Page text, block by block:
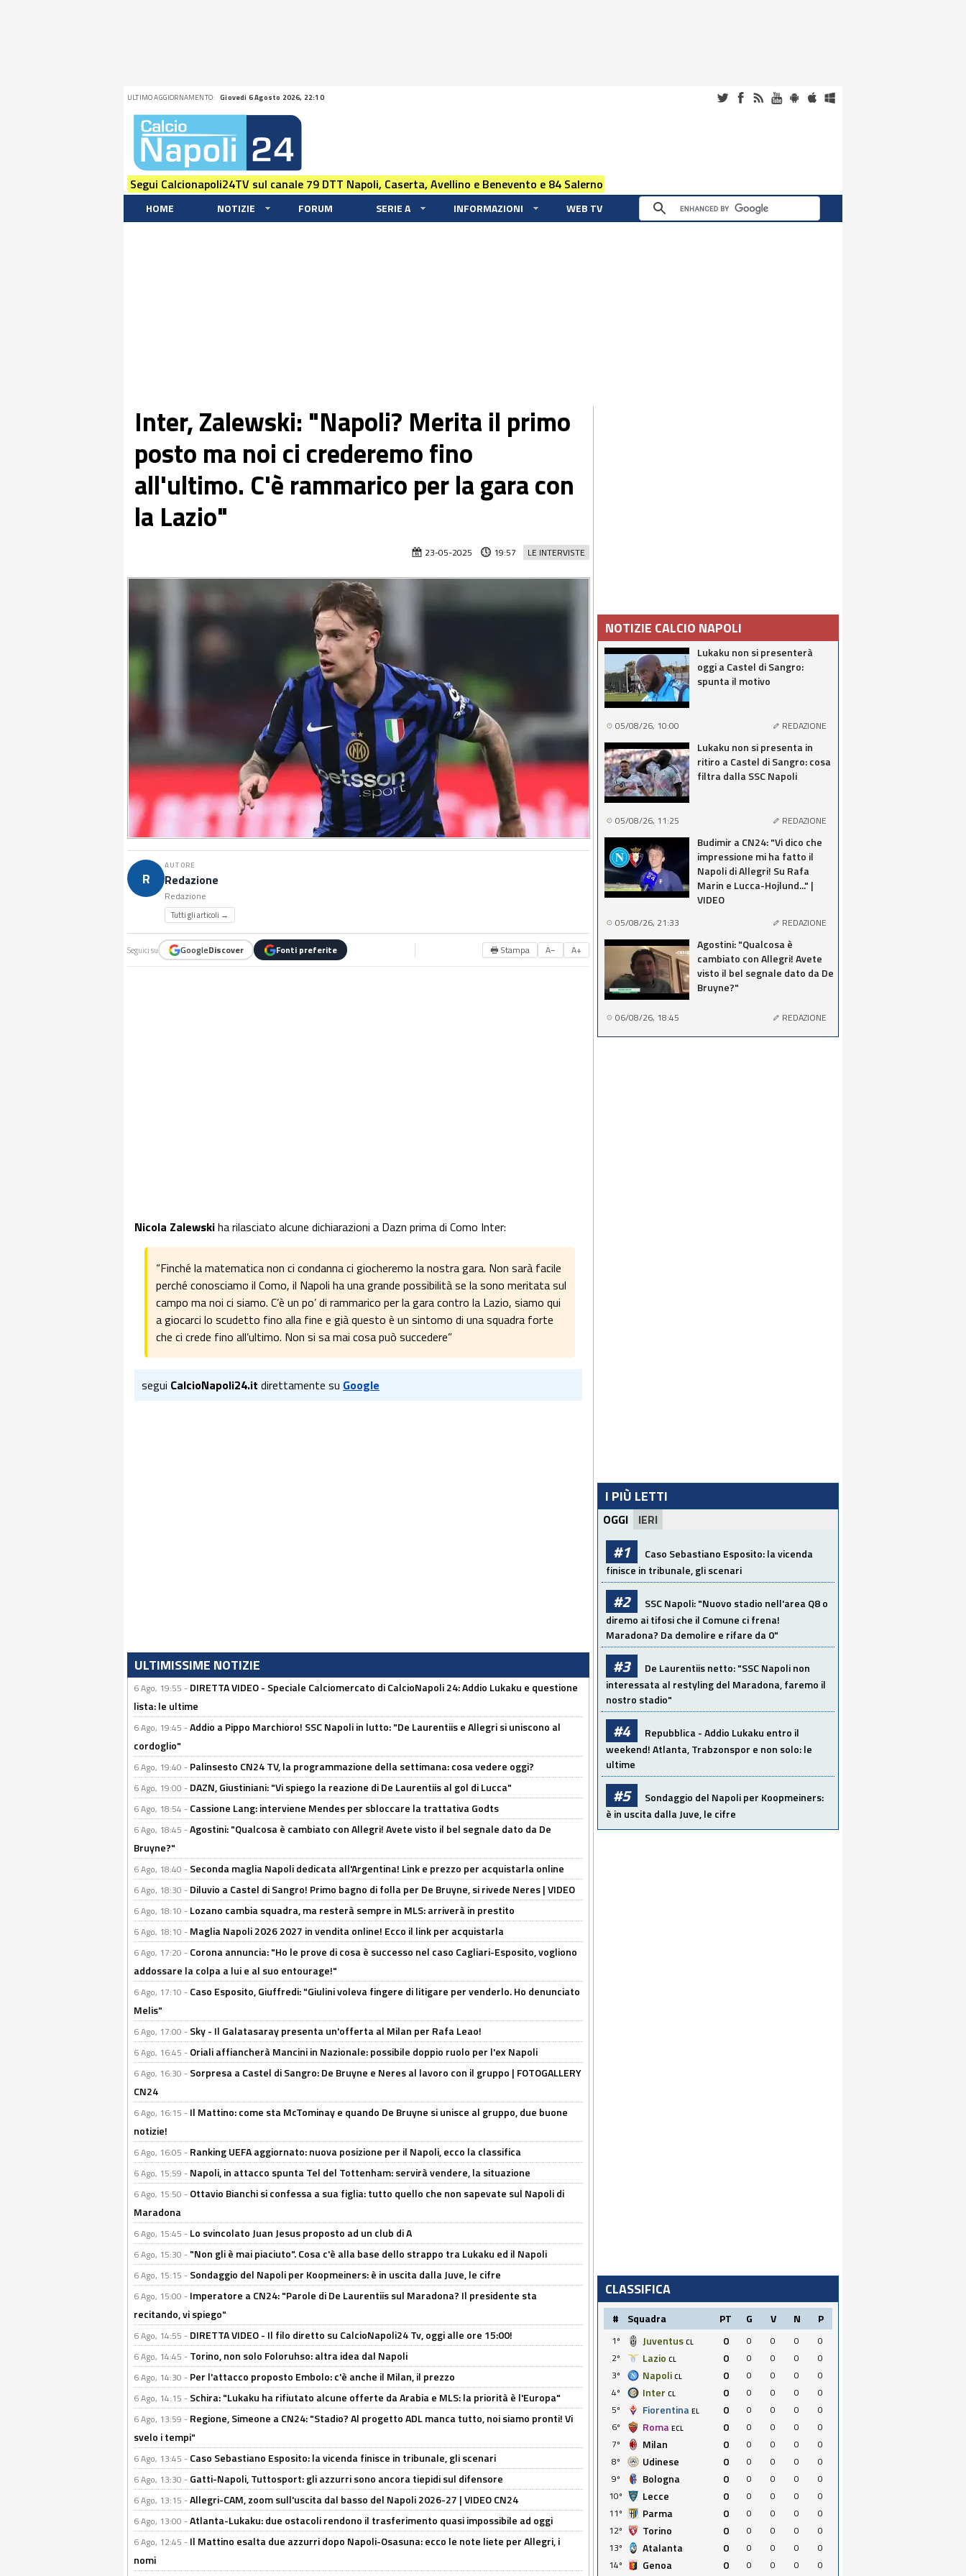
ULTIMO AGGIORNAMENTO: Giovedi 6 Agosto 2026, 22:10
Segui Calcionapoli24TV sul canale 79 DTT Napoli, Caserta, Avellino e Benevento e 84 Salerno
HOME NOTIZIE FORUM SERIE A INFORMAZIONI WEB TV
Inter, Zalewski: "Napoli? Merita il primo
posto ma noi ci crederemo fino
all'ultimo. C'è rammarico per la gara con
la Lazio"
LE INTERVISTE
23-05-2025 19:57
R
AUTORE
Redazione
Redazione
Tutti gli articoli →
Seguici su GoogleDiscover Fonti preferite 🖶 Stampa A− A+
Nicola Zalewskiha rilasciato alcune dichiarazioni a Dazn prima di Como Inter:
“Finché la matematica non ci condanna ci giocheremo la nostra gara. Non sarà facile
perché conosciamo il Como, il Napoli ha una grande possibilità se la sono meritata sul
campo ma noi ci siamo. C’è un po’ di rammarico per la gara contro la Lazio, siamo qui
a giocarci lo scudetto fino alla fine e già questo è un sintomo di una squadra forte
che ci crede fino all’ultimo. Non si sa mai cosa può succedere”
segui CalcioNapoli24.it direttamente su Google
ULTIMISSIME NOTIZIE
6 Ago, 19:55 - DIRETTA VIDEO - Speciale Calciomercato di CalcioNapoli 24: Addio Lukaku e questione
lista: le ultime
6 Ago, 19:45 -Addio a Pippo Marchioro! SSC Napoli in lutto: "De Laurentiis e Allegri si uniscono al
cordoglio"
6 Ago, 19:40 - Palinsesto CN24 TV, la programmazione della settimana: cosa vedere oggi?
6 Ago, 19:00 - DAZN, Giustiniani: "Vi spiego la reazione di De Laurentiis al gol di Lucca"
6 Ago, 18:54 - Cassione Lang: interviene Mendes per sbloccare la trattativa Godts
6 Ago, 18:45 -Agostini: "Qualcosa è cambiato con Allegri! Avete visto il bel segnale dato da De
Bruyne?"
6 Ago, 18:40 - Seconda maglia Napoli dedicata all'Argentina! Link e prezzo per acquistarla online
6 Ago, 18:30 - Diluvio a Castel di Sangro! Primo bagno di folla per De Bruyne, si rivede Neres | VIDEO
6 Ago, 18:10 - Lozano cambia squadra, ma resterà sempre in MLS: arriverà in prestito
6 Ago, 18:10 - Maglia Napoli 2026 2027 in vendita online! Ecco il link per acquistarla
6 Ago, 17:20 - Corona annuncia: "Ho le prove di cosa è successo nel caso Cagliari-Esposito, vogliono
addossare la colpa a lui e al suo entourage!"
6 Ago, 17:10 - Caso Esposito, Giuffredi: "Giulini voleva fingere di litigare per venderlo. Ho denunciato
Melis"
6 Ago, 17:00 - Sky - Il Galatasaray presenta un'offerta al Milan per Rafa Leao!
6 Ago, 16:45 - Oriali affiancherà Mancini in Nazionale: possibile doppio ruolo per l'ex Napoli
6 Ago, 16:30 - Sorpresa a Castel di Sangro: De Bruyne e Neres al lavoro con il gruppo | FOTOGALLERY
CN24
6 Ago, 16:15 - Il Mattino: come sta McTominay e quando De Bruyne si unisce al gruppo, due buone
notizie!
6 Ago, 16:05 - Ranking UEFA aggiornato: nuova posizione per il Napoli, ecco la classifica
6 Ago, 15:59 - Napoli, in attacco spunta Tel del Tottenham: servirà vendere, la situazione
6 Ago, 15:50 - Ottavio Bianchi si confessa a sua figlia: tutto quello che non sapevate sul Napoli di
Maradona
6 Ago, 15:45 - Lo svincolato Juan Jesus proposto ad un club di A
6 Ago, 15:30 - "Non gli è mai piaciuto". Cosa c'è alla base dello strappo tra Lukaku ed il Napoli
6 Ago, 15:15 - Sondaggio del Napoli per Koopmeiners: è in uscita dalla Juve, le cifre
6 Ago, 15:00 - Imperatore a CN24: "Parole di De Laurentiis sul Maradona? Il presidente sta
recitando, vi spiego"
6 Ago, 14:55 - DIRETTA VIDEO - Il filo diretto su CalcioNapoli24 Tv, oggi alle ore 15:00!
6 Ago, 14:45 - Torino, non solo Foloruhso: altra idea dal Napoli
6 Ago, 14:30 - Per l'attacco proposto Embolo: c'è anche il Milan, il prezzo
6 Ago, 14:15 - Schira: "Lukaku ha rifiutato alcune offerte da Arabia e MLS: la priorità è l'Europa"
6 Ago, 13:59 - Regione, Simeone a CN24: "Stadio? Al progetto ADL manca tutto, noi siamo pronti! Vi
svelo i tempi"
6 Ago, 13:45 - Caso Sebastiano Esposito: la vicenda finisce in tribunale, gli scenari
6 Ago, 13:30 - Gatti-Napoli, Tuttosport: gli azzurri sono ancora tiepidi sul difensore
6 Ago, 13:15 -Allegri-CAM, zoom sull'uscita dal basso del Napoli 2026-27 | VIDEO CN24
6 Ago, 13:00 -Atlanta-Lukaku: due ostacoli rendono il trasferimento quasi impossibile ad oggi
6 Ago, 12:45 - Il Mattino esalta due azzurri dopo Napoli-Osasuna: ecco le note liete per Allegri, i
nomi
NOTIZIE CALCIO NAPOLI
Lukaku non si presenterà
oggi a Castel di Sangro:
spunta il motivo
05/08/26, 10:00 REDAZIONE
Lukaku non si presenta in
ritiro a Castel di Sangro: cosa
filtra dalla SSC Napoli
05/08/26, 11:25 REDAZIONE
Budimir a CN24: "Vi dico che
impressione mi ha fatto il
Napoli di Allegri! Su Rafa
Marin e Lucca-Hojlund..." |
VIDEO
05/08/26, 21:33 REDAZIONE
Agostini: "Qualcosa è
cambiato con Allegri! Avete
visto il bel segnale dato da De
Bruyne?"
06/08/26, 18:45 REDAZIONE
I PIÙ LETTI
OGGI IERI
#1
Caso Sebastiano Esposito: la vicenda
finisce in tribunale, gli scenari
#2
SSC Napoli: "Nuovo stadio nell'area Q8 o
diremo ai tifosi che il Comune ci frena!
Maradona? Da demolire e rifare da 0"
#3
De Laurentiis netto: "SSC Napoli non
interessata al restyling del Maradona, faremo il
nostro stadio"
#4
Repubblica - Addio Lukaku entro il
weekend! Atlanta, Trabzonspor e non solo: le
ultime
#5
Sondaggio del Napoli per Koopmeiners:
è in uscita dalla Juve, le cifre
CLASSIFICA
# Squadra PT G V N P
1º Juventus CL 0 0 0 0
0
2º
Lazio CL 0 0 0 0
0
3º
Napoli CL 0 0 0 0
0
4º
Inter CL 0 0 0 0
0
5º
Fiorentina EL 0 0 0 0
0
6º
Roma ECL 0 0 0 0
0
7º
Milan 0 0 0 0
0
8º
Udinese 0 0 0 0
0
9º
Bologna 0 0 0 0
0
10º
Lecce 0 0 0 0
0
11º
Parma 0 0 0 0
0
12º
Torino 0 0 0 0
0
13º
Atalanta 0 0 0 0
0
14º
Genoa 0 0 0 0
0